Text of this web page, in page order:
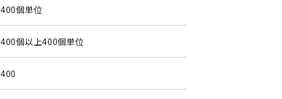
400個単位
400個以上400個単位
400